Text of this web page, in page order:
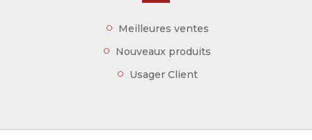
Meilleures ventes
Nouveaux produits
Usager Client